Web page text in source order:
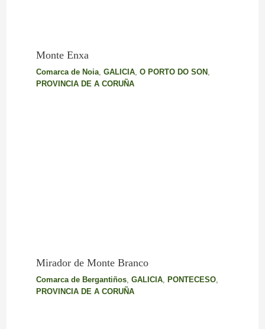
Monte Enxa
Comarca de Noia, GALICIA, O PORTO DO SON ,
PROVINCIA DE A CORUÑA
Mirador de Monte Branco
Comarca de Bergantiños, GALICIA, PONTECESO,
PROVINCIA DE A CORUÑA